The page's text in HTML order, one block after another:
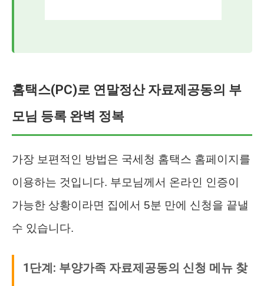
홈택스(PC)로 연말정산 자료제공동의 부
모님 등록 완벽 정복
가장 보편적인 방법은 국세청 홈택스 홈페이지를
이용하는 것입니다. 부모님께서 온라인 인증이
가능한 상황이라면 집에서 5분 만에 신청을 끝낼
수 있습니다.
1단계: 부양가족 자료제공동의 신청 메뉴 찾